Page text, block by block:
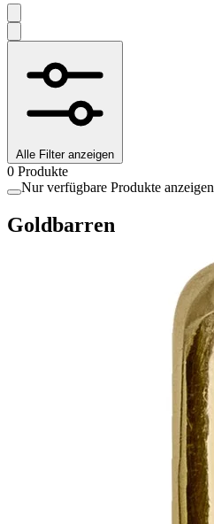
Alle Filter anzeigen
0 Produkte
Nur verfügbare Produkte anzeigen
Goldbarren